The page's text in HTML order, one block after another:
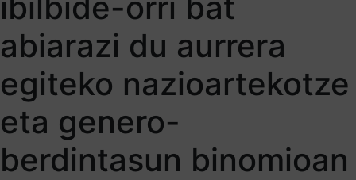
abiarazi du aurrera
egiteko nazioartekotze
eta genero-
berdintasun binomioan